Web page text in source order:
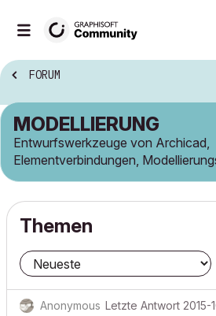
FORUM
MODELLIERUNG
Entwurfswerkzeuge von Archicad,
Elementverbindungen,
Themen
Anonymous Letzte Antwort 2015-